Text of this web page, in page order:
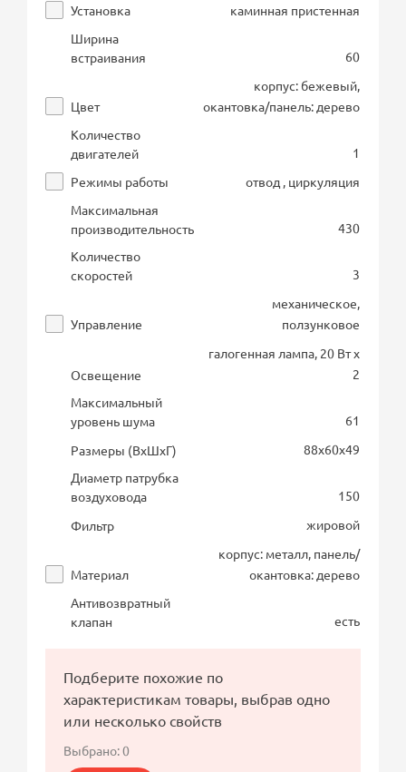
Установка
каминная пристенная
Ширина
встраивания
60
Цвет
корпус: бежевый,
окантовка/панель: дерево
Количество
двигателей
1
Режимы работы
отвод , циркуляция
Максимальная
производительность
430
Количество
скоростей
3
Управление
механическое,
ползунковое
Освещение
галогенная лампа, 20 Вт х
2
Максимальный
уровень шума
61
Размеры (ВхШхГ)
88х60х49
Диаметр патрубка
воздуховода
150
Фильтр
жировой
Материал
корпус: металл, панель/
окантовка: дерево
Антивозвратный
клапан
есть
Подберите похожие по
характеристикам товары, выбрав одно
или несколько свойств
Выбрано:0